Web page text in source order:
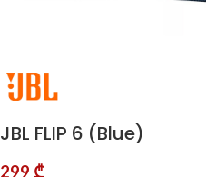
JBL FLIP 6 (Blue)
299 ₾